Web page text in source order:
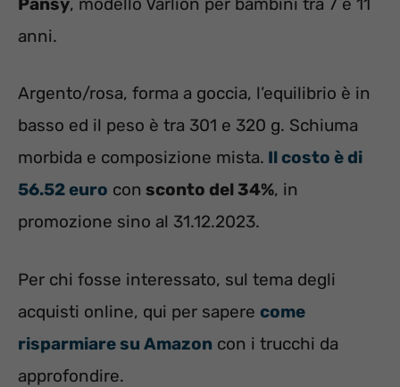
anni.
Argento/rosa, forma a goccia, l’equilibrio è in
basso ed il peso è tra 301 e 320 g. Schiuma
morbida e composizione mista. Il costo è di
56.52 euro con sconto del 34%, in
promozione sino al 31.12.2023.
Per chi fosse interessato, sul tema degli
acquisti online, qui per sapere come
risparmiare su Amazon con i trucchi da
approfondire.